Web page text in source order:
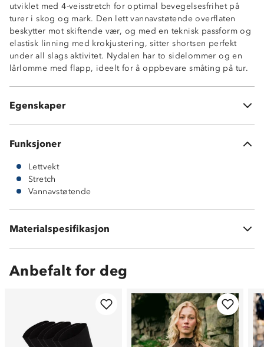
utviklet med 4-veisstretch for optimal bevegelsesfrihet på
turer i skog og mark. Den lett vannavstøtende overflaten
beskytter mot skiftende vær, og med en teknisk passform og
elastisk linning med krokjustering, sitter shortsen perfekt
under all slags aktivitet. Nydalen har to sidelommer og en
lårlomme med flapp, ideelt for å oppbevare småting på tur.
Egenskaper
Lettvekt
4-veisstretch
Lett vannavstøtende
Teknisk passform
2 sidelommer
1 lårlomme med flapp
Enkelt trykknapp i front med borrelås
Funksjoner
Lettvekt
Stretch
Vannavstøtende
Materialspesifikasjon
13 % elastan
Anbefalt for deg